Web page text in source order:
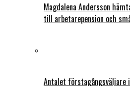
Magdalena Andersson
till arbetarepension och
Antalet